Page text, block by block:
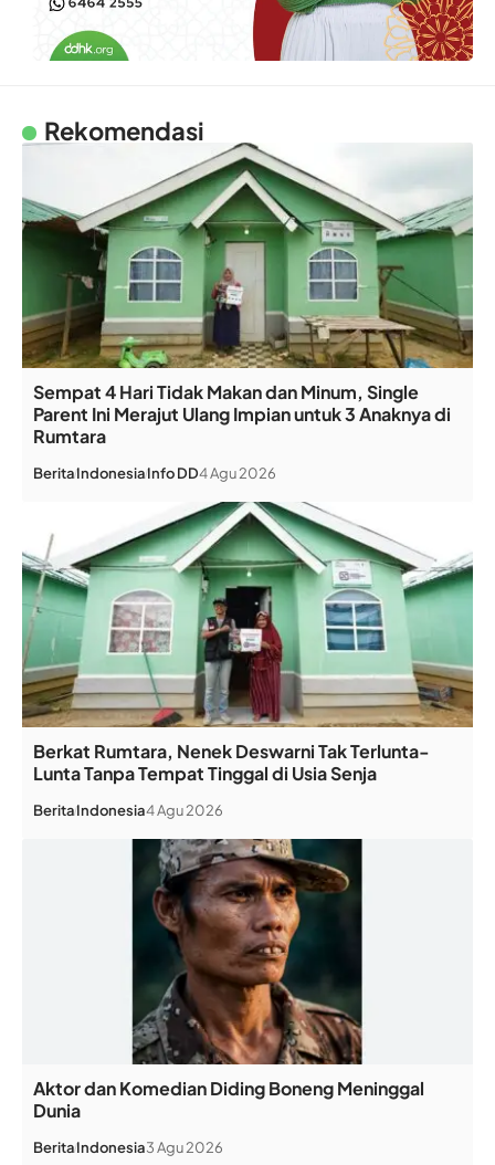
Rekomendasi
Sempat 4 Hari Tidak Makan dan Minum, Single
Parent Ini Merajut Ulang Impian untuk 3 Anaknya di
Rumtara
BeritaIndonesiaInfo DD4 Agu 2026
Berkat Rumtara, Nenek Deswarni Tak Terlunta-
Lunta Tanpa Tempat Tinggal di Usia Senja
BeritaIndonesia4 Agu 2026
Aktor dan Komedian Diding Boneng Meninggal
Dunia
BeritaIndonesia3 Agu 2026